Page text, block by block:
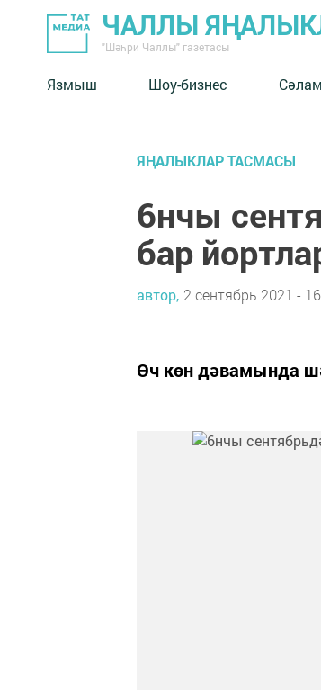
ЧАЛЛЫ
"Шәһри Чаллы" газетасы
Язмыш Шоу-бизнес
ЯҢАЛЫКЛАР ТАСМАСЫ
6нчы
бар
автор, 2 сентябрь 2021 -
Өч көн дәвамында